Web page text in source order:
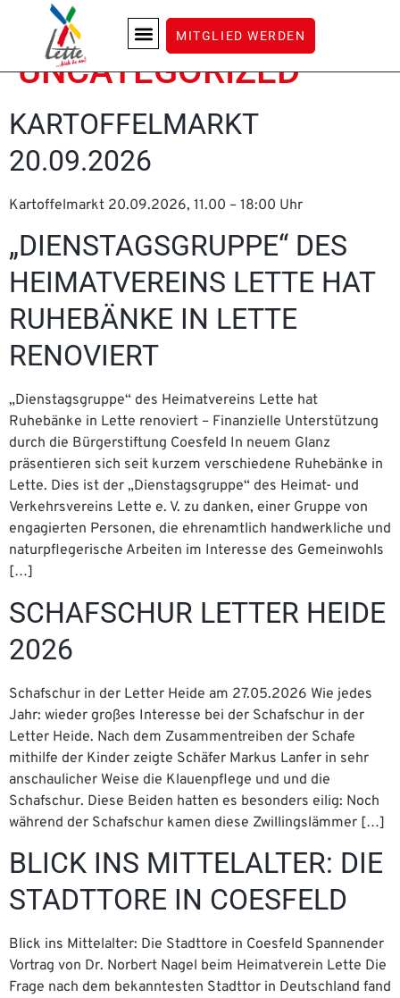
MITGLIED WERDEN
KATEGORIE:
UNCATEGORIZED
KARTOFFELMARKT
20.09.2026
Kartoffelmarkt 20.09.2026, 11.00 – 18:00 Uhr
„DIENSTAGSGRUPPE“ DES
HEIMATVEREINS LETTE HAT
RUHEBÄNKE IN LETTE
RENOVIERT
„Dienstagsgruppe“ des Heimatvereins Lette hat
Ruhebänke in Lette renoviert – Finanzielle Unterstützung
durch die Bürgerstiftung Coesfeld In neuem Glanz
präsentieren sich seit kurzem verschiedene Ruhebänke in
Lette. Dies ist der „Dienstagsgruppe“ des Heimat- und
Verkehrsvereins Lette e. V. zu danken, einer Gruppe von
engagierten Personen, die ehrenamtlich handwerkliche und
naturpflegerische Arbeiten im Interesse des Gemeinwohls
[…]
SCHAFSCHUR LETTER HEIDE
2026
Schafschur in der Letter Heide am 27.05.2026 Wie jedes
Jahr: wieder großes Interesse bei der Schafschur in der
Letter Heide. Nach dem Zusammentreiben der Schafe
mithilfe der Kinder zeigte Schäfer Markus Lanfer in sehr
anschaulicher Weise die Klauenpflege und und die
Schafschur. Diese Beiden hatten es besonders eilig: Noch
während der Schafschur kamen diese Zwillingslämmer […]
BLICK INS MITTELALTER: DIE
STADTTORE IN COESFELD
Blick ins Mittelalter: Die Stadttore in Coesfeld Spannender
Vortrag von Dr. Norbert Nagel beim Heimatverein Lette Die
Frage nach dem bekanntesten Stadttor in Deutschland fand